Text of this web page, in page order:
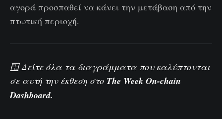
αγορά προσπαθεί να κάνει την μετάβαση από την
πτωτική περιοχή.
🪟 Δείτε όλα τα διαγράμματα που καλύπτονται
σε αυτή την έκθεση στο The Week On-chain
Dashboard.